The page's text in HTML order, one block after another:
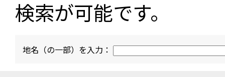
検索が可能です。
地名（の一部）を入力：